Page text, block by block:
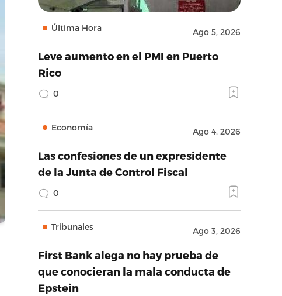
Última Hora Ago 5, 2026
Leve aumento en el PMI en Puerto
Rico
0
Economía Ago 4, 2026
Las confesiones de un expresidente
de la Junta de Control Fiscal
0
Tribunales Ago 3, 2026
First Bank alega no hay prueba de
que conocieran la mala conducta de
Epstein